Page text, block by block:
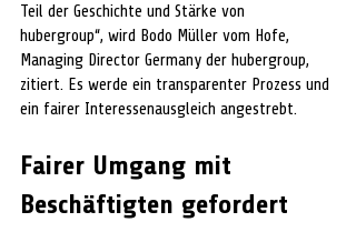
Teil der Geschichte und Stärke von
hubergroup“, wird Bodo Müller vom Hofe,
Managing Director Germany der hubergroup,
zitiert. Es werde ein transparenter Prozess und
ein fairer Interessenausgleich angestrebt.
Fairer Umgang mit
Beschäftigten gefordert